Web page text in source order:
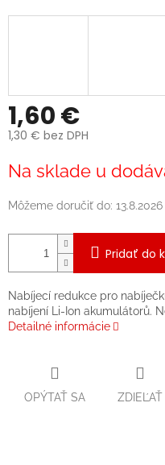
1,60 €
1,30 € bez DPH
cena:
Na sklade u
Môžeme doručiť do: 13.8.2026
Pridať do
Nabíjecí redukce pro
nabíjení Li-Ion akumulátorů.
Detailné informácie
OPÝTAŤ SA ZDIEĽAŤ